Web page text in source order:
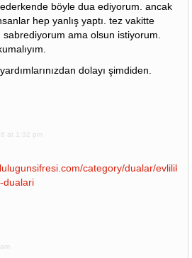
böyle dua ediyorum. ancak
hep yanlış yaptı. tez vakitte
sabrediyorum ama olsun istiyorum.
dolayı şimdiden.
at 1:32 pm
category/dualar/evlilik-
dualari